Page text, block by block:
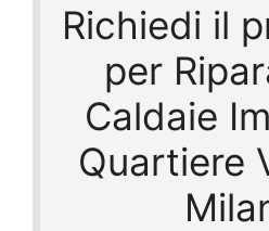
Richiedi il
per
Caldaie
Quartiere